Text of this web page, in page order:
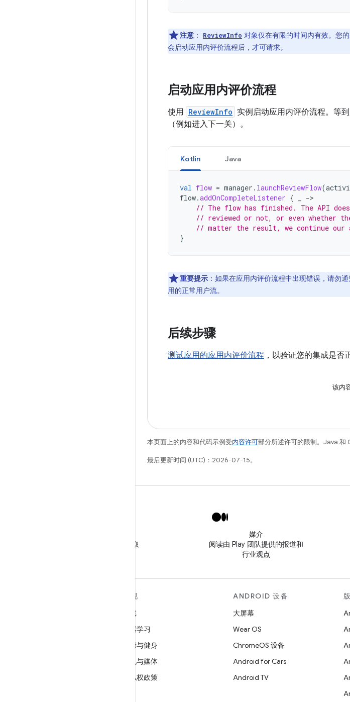
注意 ： ReviewInfo 对象仅在有限的时间内有效。您
会启动应用内评价流程后，才可请求。
启动应用内评价流程
使用 ReviewInfo 实例启动应用内评价流程。等
（例如进入下一关）。
Kotlin Java
val flow = manager . launchReviewFlow(
flow.addOnCompleteListener {
->
// The flow has finished. The API
// reviewed or not, or even whether
// matter the result, we continue our
}
重要提示 ：如果在应用内评价流程中出现错误，请勿
用的正常用户流。
后续步骤
测试应用的应用内评价流程 ，以验证您的集成是否
该内
本页面上的内容和代码示例受内容许可部分所述许可的限制。Java 和
最后更新时间 (UTC)：2026-07-15。
关注 @GooglePlayBiz，获取
媒介
阅读由 Play 团队提供的报道和
行业观点
发现
游戏
机器学习
健康与健身
相机与媒体
隐私权政策
ANDROID 设备
大屏幕
Wear OS
ChromeOS 设备
Android for Cars
Android TV